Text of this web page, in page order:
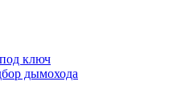
ключ
дымохода